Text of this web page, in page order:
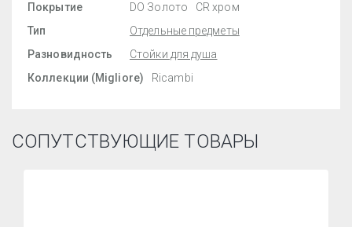
Покрытие
DO Золото
CR хром
Тип
Отдельные предметы
Разновидность
Стойки для душа
Коллекции (Migliore)
Ricambi
СОПУТСТВУЮЩИЕ ТОВАРЫ